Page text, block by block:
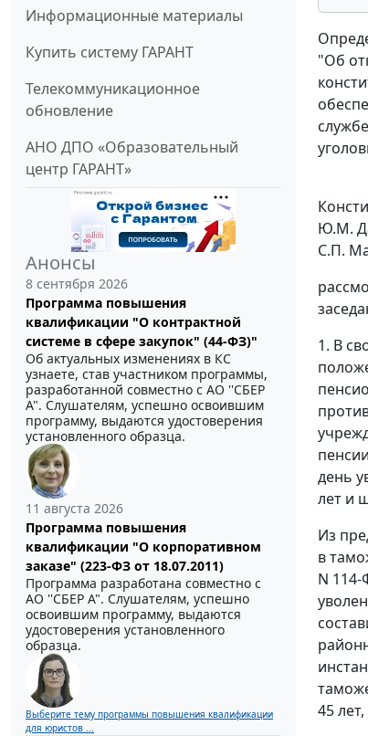
Информационные материалы
Купить систему ГАРАНТ
Телекоммуникационное
обновление
АНО ДПО «Образовательный
центр ГАРАНТ»
Анонсы
8 сентября 2026
Программа повышения
квалификации "О контрактной
системе в сфере закупок" (44-ФЗ)"
Об актуальных изменениях в КС
узнаете, став участником программы,
разработанной совместно с АО ''СБЕР
А". Слушателям, успешно освоившим
программу, выдаются удостоверения
установленного образца.
11 августа 2026
Программа повышения
квалификации "О корпоративном
заказе" (223-ФЗ от 18.07.2011)
Программа разработана совместно с
АО ''СБЕР А". Слушателям, успешно
освоившим программу, выдаются
удостоверения установленного
образца.
Выберите тему программы повышения квалификации
для юристов ...
"Об
Ю.М.
С.П.
1. В
день
лет и
Из
в
N
45